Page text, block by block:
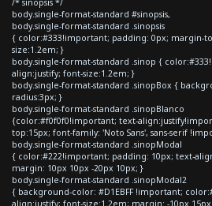
body.single-format-standard #sinopsis,
body.single-format-standard .sinopsis
{ color:#333!important; padding: 0px; margin-
size:1.2em; }
body.single-format-standard .sinop {
align:justify; font-size:1.2em; }
body.single-format-standard .sinopBox {
radius:3px; }
body.single-format-standard .sinopBlanco
{color:#f0f0f0!important; text-
top:15px; font-family: 'Noto Sans', sans-serif
body.single-format-standard .sinopModal
{ color:#222!important; padding: 10px; text-
margin: 10px 10px -20px 10px; }
body.single-format-standard .sinopModal2
{ background-color: #D1EBFF !important;
align:justify; font-size:1.2em; margin: -10px